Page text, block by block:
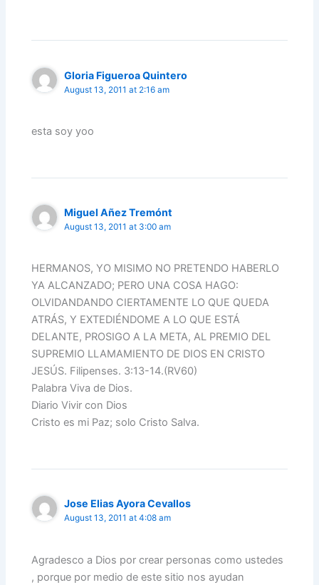
Gloria Figueroa Quintero
August 13, 2011 at 2:16 am
esta soy yoo
Miguel Añez Tremónt
August 13, 2011 at 3:00 am
HERMANOS, YO MISIMO NO PRETENDO HABERLO
YA ALCANZADO; PERO UNA COSA HAGO:
OLVIDANDANDO CIERTAMENTE LO QUE QUEDA
ATRÁS, Y EXTEDIÉNDOME A LO QUE ESTÁ
DELANTE, PROSIGO A LA META, AL PREMIO DEL
SUPREMIO LLAMAMIENTO DE DIOS EN CRISTO
JESÚS. Filipenses. 3:13-14.(RV60)
Palabra Viva de Dios.
Diario Vivir con Dios
Cristo es mi Paz; solo Cristo Salva.
Jose Elias Ayora Cevallos
August 13, 2011 at 4:08 am
Agradesco a Dios por crear personas como ustedes
, porque por medio de este sitio nos ayudan